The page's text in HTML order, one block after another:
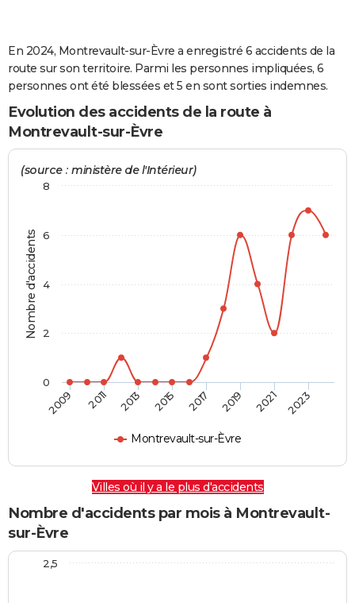
GUIDES D'ACHAT
BONS PLANS
CARTE DE VOEUX
DICTIONNAIRE
Dictionnaire
Biographies
Citations
Expressions
Proverbes
PROGRAMME TV
S'inscrire
Se connecter
Lycées
Collèges
Primaires
Universités
Entreprises
Service militaire
Avis de recherche
AVIS DE DÉCÈS
FORUM
Bricolage
Lifestyle
Culture
Sport
Auto
Television
Voyage
Cinema
En 2024, Montrevault-sur-Èvre a enregistré 6 accidents de la
route sur son territoire. Parmi les personnes impliquées, 6
personnes ont été blessées et 5 en sont sorties indemnes.
Evolution des accidents de la route à
Montrevault-sur-Èvre
Nombre d'accidents
(source : ministère de l'Intérieur)
Montrevault-sur-Èvre
2009 2011 2013 2015 2017 2019 2021 2023
0
2
4
6
8
Villes où il y a le plus d'accidents
Nombre d'accidents par mois à Montrevault-
sur-Èvre
2,5